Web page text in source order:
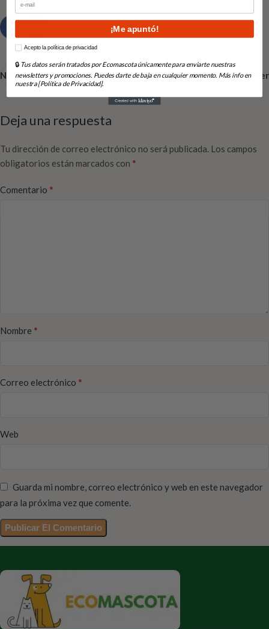
Newer Older
Deja una respuesta
Tu dirección de correo electrónico no será publicada. Los campos
obligatorios están marcados con *
Comentario *
Nombre *
Correo electrónico *
Web
Guarda mi nombre, correo electrónico y web en este navegador
para la próxima vez que comente.
¡Me apuntó!
How would you like to hear from us?
Acepto la política de privacidad
🔒 Tus datos serán tratados por Ecomascota únicamente para enviarte nuestras
newsletters y promociones. Puedes darte de baja en cualquier momento. Más info en
nuestra [Política de Privacidad].